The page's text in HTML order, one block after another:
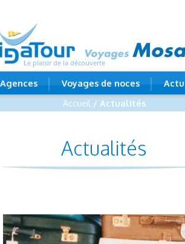
Le plaisir de la découverte
Agences Voyages de noces
Accueil / Actualités
Actualités